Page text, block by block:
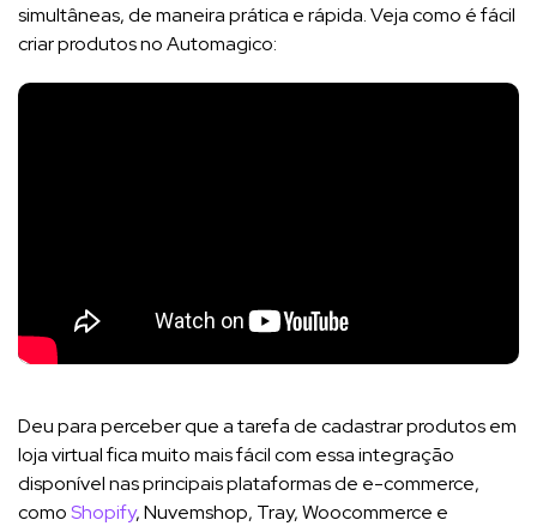
simultâneas, de maneira prática e rápida. Veja como é fácil
criar produtos no Automagico:
Deu para perceber que a tarefa de cadastrar produtos em
loja virtual fica muito mais fácil com essa integração
disponível nas principais plataformas de e-commerce,
comoShopify, Nuvemshop, Tray, Woocommerce e